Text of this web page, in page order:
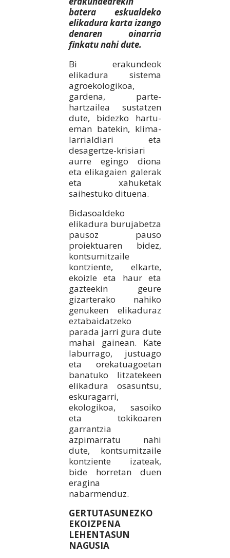
batera eskualdeko
elikadura karta izango
denaren oinarria
finkatu nahi dute.
Bi erakundeok
elikadura sistema
agroekologikoa,
gardena, parte-
hartzailea sustatzen
dute, bidezko hartu-
eman batekin, klima-
larrialdiari eta
desagertze-krisiari
aurre egingo diona
eta elikagaien galerak
eta xahuketak
saihestuko dituena.
Bidasoaldeko
elikadura burujabetza
pausoz pauso
proiektuaren bidez,
kontsumitzaile
kontziente, elkarte,
ekoizle eta haur eta
gazteekin geure
gizarterako nahiko
genukeen elikaduraz
eztabaidatzeko
parada jarri gura dute
mahai gainean. Kate
laburrago, justuago
eta orekatuagoetan
banatuko litzatekeen
elikadura osasuntsu,
eskuragarri,
ekologikoa, sasoiko
eta tokikoaren
garrantzia
azpimarratu nahi
dute, kontsumitzaile
kontziente izateak,
bide horretan duen
eragina
nabarmenduz.
GERTUTASUNEZKO
EKOIZPENA
LEHENTASUN
NAGUSIA